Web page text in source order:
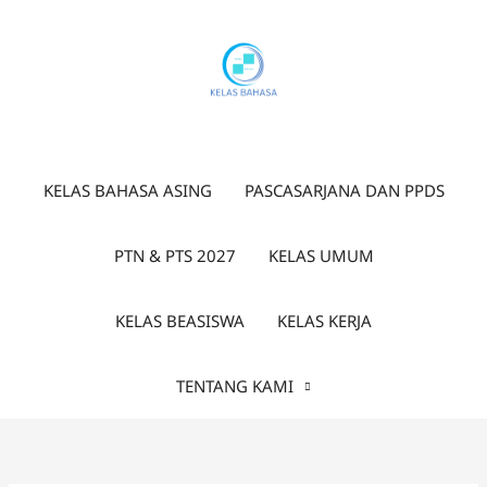
KELAS BAHASA ASING PASCASARJANA DAN PPDS
PTN & PTS 2027 KELAS UMUM
KELAS BEASISWA KELAS KERJA
TENTANG KAMI